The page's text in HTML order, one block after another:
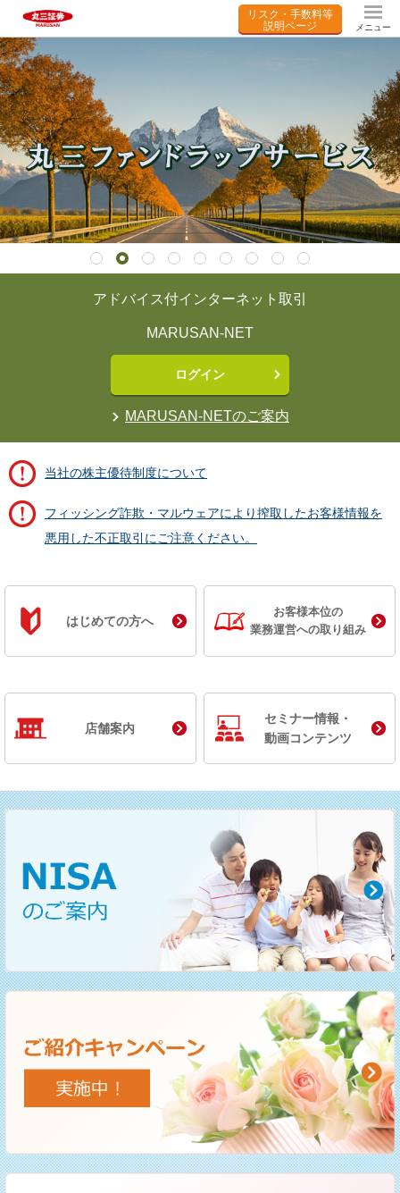
リスク・手数料等
説明ページ メニュー
Previous
アドバイス付インターネット取引
MARUSAN-NET
ログイン
MARUSAN-NETのご案内
当社の株主優待制度について
フィッシング詐欺・マルウェアにより搾取したお客様情報を
悪用した不正取引にご注意ください。
はじめての方へ
お客様本位の
業務運営への取り組み
店舗案内
セミナー情報・
動画コンテンツ